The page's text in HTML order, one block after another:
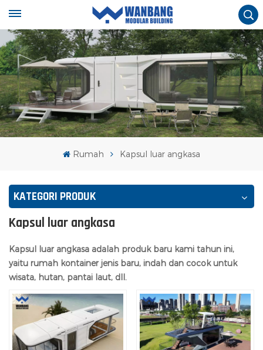
Rumah Kapsul luar angkasa
KATEGORI PRODUK
Kapsul luar angkasa
Kapsul luar angkasa adalah produk baru kami tahun ini,
yaitu rumah kontainer jenis baru, indah dan cocok untuk
wisata, hutan, pantai laut, dll.